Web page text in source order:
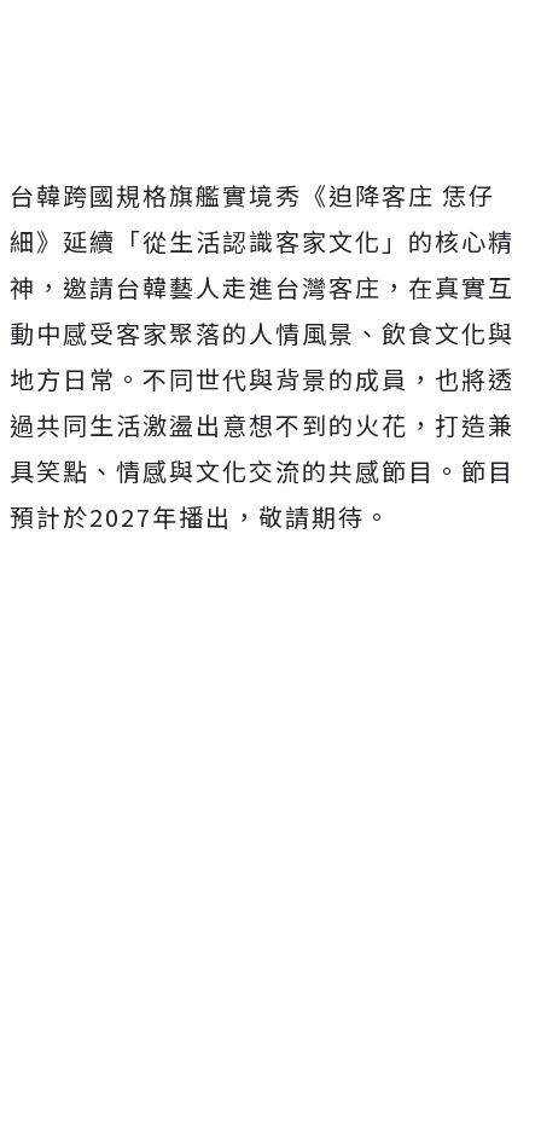
台韓跨國規格旗艦實境秀《迫降客庄 恁仔
細》延續「從生活認識客家文化」的核心精
神，邀請台韓藝人走進台灣客庄，在真實互
動中感受客家聚落的人情風景、飲食文化與
地方日常。不同世代與背景的成員，也將透
過共同生活激盪出意想不到的火花，打造兼
具笑點、情感與文化交流的共感節目。節目
預計於2027年播出，敬請期待。